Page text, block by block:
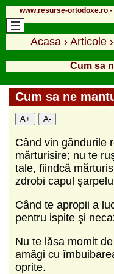
www.resurse-ortodoxe.ro
Acasa › Articole ›
Cum sa
Cum sa ne
A+ A-
Când vin gândurile
mărturisire; nu te
tale, fiindcă
zdrobi capul
Când te apropii a
pentru ispite şi
Nu te lăsa momit
amăgi cu
oprite.